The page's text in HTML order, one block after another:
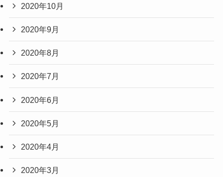
2020年10月
2020年9月
2020年8月
2020年7月
2020年6月
2020年5月
2020年4月
2020年3月